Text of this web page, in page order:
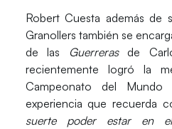
Robert Cuesta además de
Granollers también se
de las
Guerrerasde
recientemente logró la
Campeonato del
experiencia que recuerda
suerte poder estar en